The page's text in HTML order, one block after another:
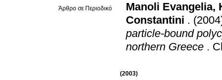
Άρθρο σε Περιοδικό Manoli Evangelia,
Constantini .
particle-bound
northern Greece .
(2003)